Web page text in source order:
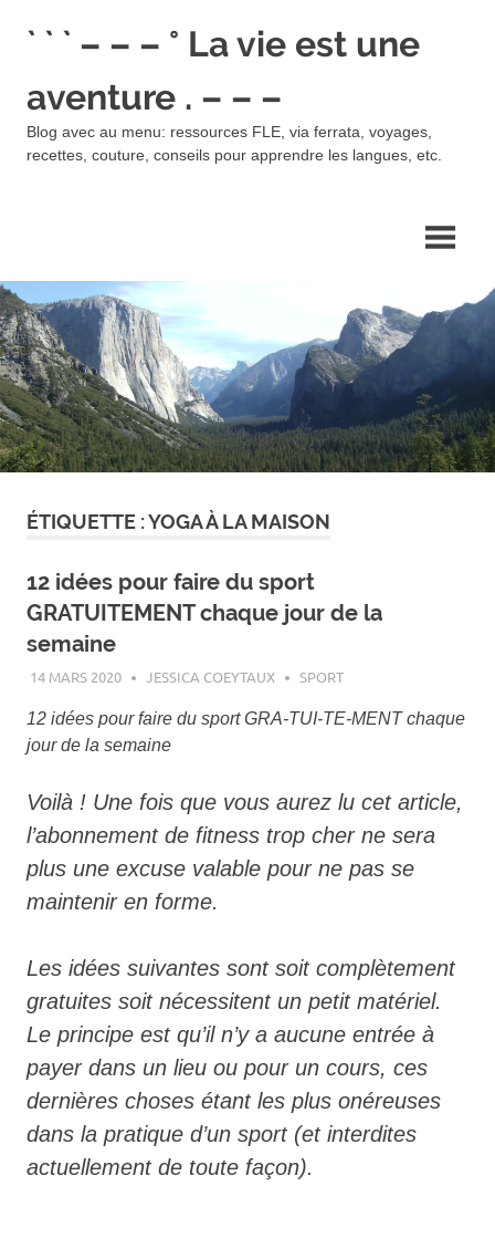
` ` ` – – – ° La vie est une
aventure . – – –
Blog avec au menu: ressources FLE, via ferrata, voyages,
recettes, couture, conseils pour apprendre les langues, etc.
ÉTIQUETTE :YOGA À LA MAISON
12 idées pour faire du sport
GRATUITEMENT chaque jour de la
semaine
14 MARS 2020 JESSICA COEYTAUX SPORT
12 idées pour faire du sport GRA-TUI-TE-MENT chaque
jour de la semaine
Voilà ! Une fois que vous aurez lu cet article,
l’abonnement de fitness trop cher ne sera
plus une excuse valable pour ne pas se
maintenir en forme.
Les idées suivantes sont soit complètement
gratuites soit nécessitent un petit matériel.
Le principe est qu’il n’y a aucune entrée à
payer dans un lieu ou pour un cours, ces
dernières choses étant les plus onéreuses
dans la pratique d’un sport (et interdites
actuellement de toute façon).